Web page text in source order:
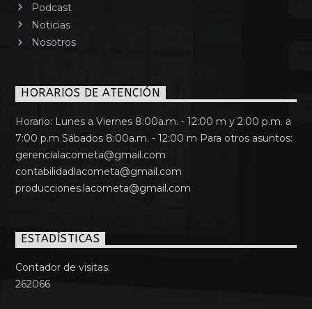
Podcast
Noticias
Nosotros
HORARIOS DE ATENCIÓN
Horario: Lunes a Viernes 8:00a.m. - 12:00 m y 2:00 p.m. a
7:00 p.m Sábados 8:00a.m. - 12:00 m Para otros asuntos:
gerencialacometa@gmail.com
contabilidadlacometa@gmail.com
producciones.lacometa@gmail.com
ESTADÍSTICAS
Contador de visitas:
262066